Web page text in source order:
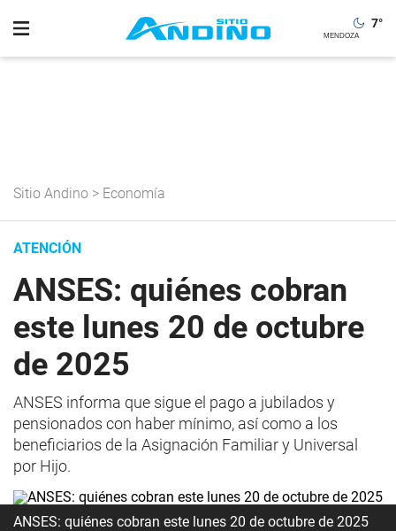
7°
Sitio Andino > Economía
ATENCIÓN
ANSES: quiénes cobran
este lunes 20 de octubre
de 2025
ANSES informa que sigue el pago a jubilados y
pensionados con haber mínimo, así como a los
beneficiarios de la Asignación Familiar y Universal
por Hijo.
ANSES: quiénes cobran este lunes 20 de octubre de 2025